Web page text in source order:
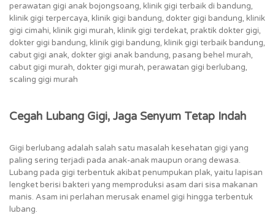
perawatan gigi anak bojongsoang, klinik gigi terbaik di bandung,
klinik gigi terpercaya, klinik gigi bandung, dokter gigi bandung, klinik
gigi cimahi, klinik gigi murah, klinik gigi terdekat, praktik dokter gigi,
dokter gigi bandung, klinik gigi bandung, klinik gigi terbaik bandung,
cabut gigi anak, dokter gigi anak bandung, pasang behel murah,
cabut gigi murah, dokter gigi murah, perawatan gigi berlubang,
scaling gigi murah
Cegah Lubang Gigi, Jaga Senyum Tetap Indah
Gigi berlubang adalah salah satu masalah kesehatan gigi yang
paling sering terjadi pada anak-anak maupun orang dewasa.
Lubang pada gigi terbentuk akibat penumpukan plak, yaitu lapisan
lengket berisi bakteri yang memproduksi asam dari sisa makanan
manis. Asam ini perlahan merusak enamel gigi hingga terbentuk
lubang.